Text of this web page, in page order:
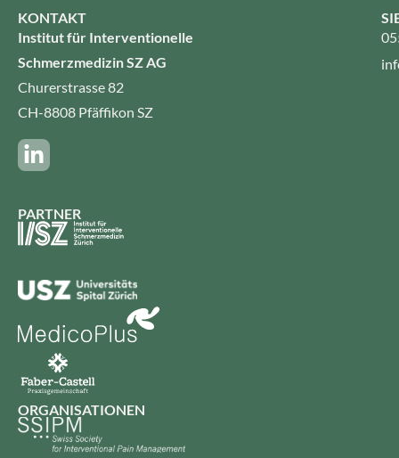
KONTAKT
Institut für Interventionelle
Schmerzmedizin SZ AG
Churerstrasse 82
CH-8808 Pfäffikon SZ
PARTNER
ORGANISATIONEN